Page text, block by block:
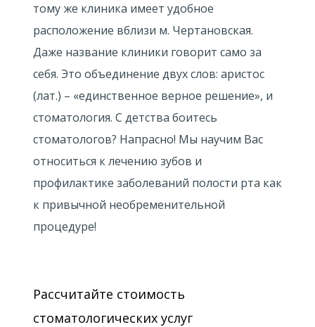
тому же клиника имеет удобное
расположение вблизи м. Чертановская.
Даже название клиники говорит само за
себя. Это объединение двух слов: аристос
(лат.) – «единственное верное решение», и
стоматология. С детства боитесь
стоматологов? Напрасно! Мы научим Вас
относиться к лечению зубов и
профилактике заболеваний полости рта как
к привычной необременительной
процедуре!
Рассчитайте стоимость
стоматологических услуг